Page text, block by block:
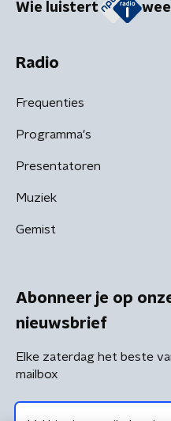
Wie luistert
Radio
Frequenties
Programma's
Presentatoren
Muziek
Gemist
Abonneer je op
nieuwsbrief
Elke zaterdag het beste
mailbox